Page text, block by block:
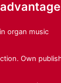
organ music
Own